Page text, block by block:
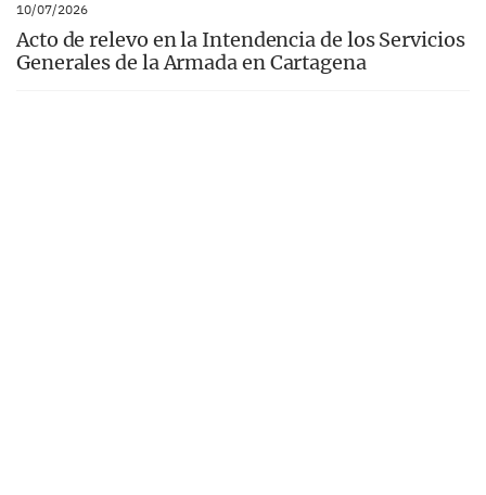
10/07/2026
Acto de relevo en la Intendencia de los Servicios
Generales de la Armada en Cartagena